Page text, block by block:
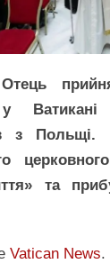
у
з
та
Vatican News.